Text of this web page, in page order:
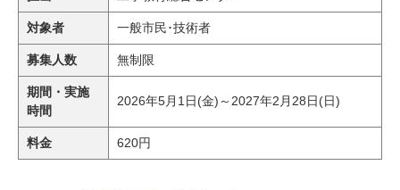
対象者 一般市民･技術者
募集人数 無制限
期間・実施
時間
2026年5月1日(金)～2027年2月28日(日)
料金 620円